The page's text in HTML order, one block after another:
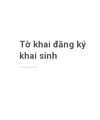
Tờ khai đăng ký
khai sinh